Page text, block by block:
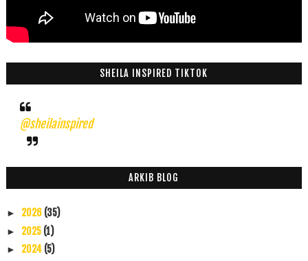
SHEILA INSPIRED TIKTOK
@sheilainspired
ARKIB BLOG
► 2026 (35)
► 2025 (1)
► 2024 (5)